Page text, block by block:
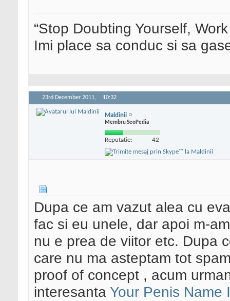
“Stop Doubting Yourself,
Imi place sa conduc si sa
23rd December 2011, 10:32
Maldinii
Membru SeoPedia
Reputatie: 42
Dupa ce am vazut alea cu
fac si eu unele, dar apoi m-
nu e prea de viitor etc. Dupa
care nu ma asteptam tot
proof of concept , acum
interesanta Your Penis Name